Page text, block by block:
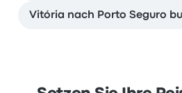
Vitória nach Porto Seguro